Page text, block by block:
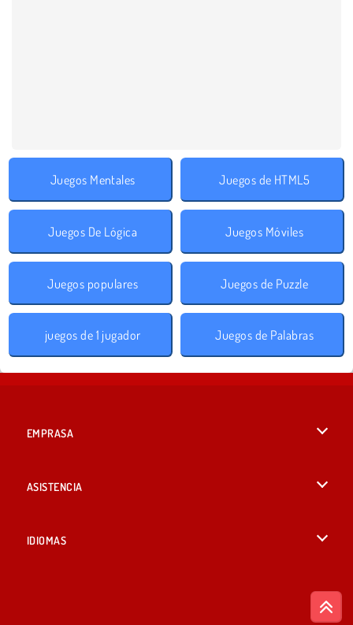
Juegos Mentales Juegos de HTML5
Juegos De Lógica Juegos Móviles
Juegos populares Juegos de Puzzle
juegos de 1 jugador Juegos de Palabras
EMPRASA
ASISTENCIA
IDIOMAS